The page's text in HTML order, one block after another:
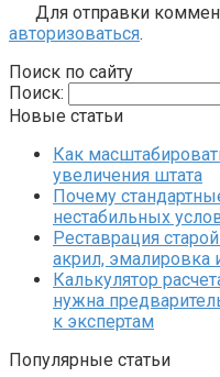
Для отправки
авторизоваться.
Поиск по сайту
Поиск:
Новые статьи
Как
увеличения штата
Почему
нестабильных
Реставрация
акрил,
Калькулятор
нужна
к экспертам
Популярные статьи